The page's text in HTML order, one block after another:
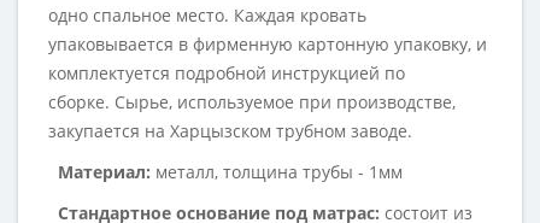
одно спальное место. Каждая кровать
упаковывается в фирменную картонную упаковку, и
комплектуется подробной инструкцией по
сборке. Сырье, используемое при производстве,
закупается на Харцызском трубном заводе.
Материал: металл, толщина трубы - 1мм
Стандартное основание под матрас: состоит из